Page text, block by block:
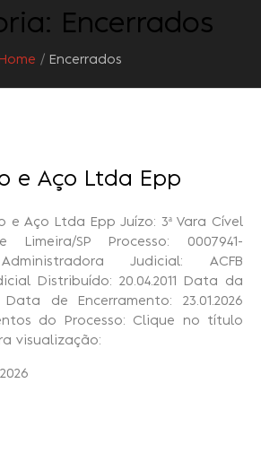
Recuperação Judicial
Encerrados
Home / Encerrados
e Aço Ltda Epp
e Aço Ltda Epp Juízo: 3ª Vara Cível
SP Processo: 0007941-
Administradora Judicial: ACFB
Distribuído: 20.04.2011 Data da
Data de Encerramento: 23.01.2026
do Processo: Clique no título
visualização: